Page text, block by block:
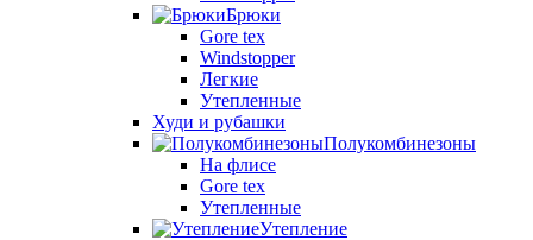
Брюки
Gore tex
Windstopper
Легкие
Утепленные
Худи и рубашки
Полукомбинезоны
На флисе
Gore tex
Утепленные
Утепление